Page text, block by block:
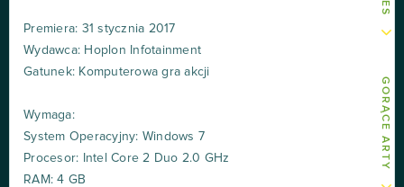
GORĄCE ARTY
Premiera: 31 stycznia 2017
Wydawca: Hoplon Infotainment
Gatunek: Komputerowa gra akcji
Wymaga:
System Operacyjny: Windows 7
Procesor: Intel Core 2 Duo 2.0 GHz
RAM: 4 GB